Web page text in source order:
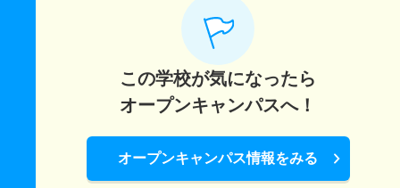
この学校が気になったら
オープンキャンパスへ！
オープンキャンパス情報をみる